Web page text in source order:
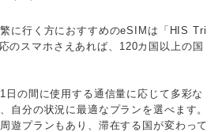
に行く方におすすめのeSIMは「HIS Tri
のスマホさえあれば、120カ国以上の国
日の間に使用する通信量に応じて多彩な
自分の状況に最適なプランを選べます。
遊プランもあり、滞在する国が変わって